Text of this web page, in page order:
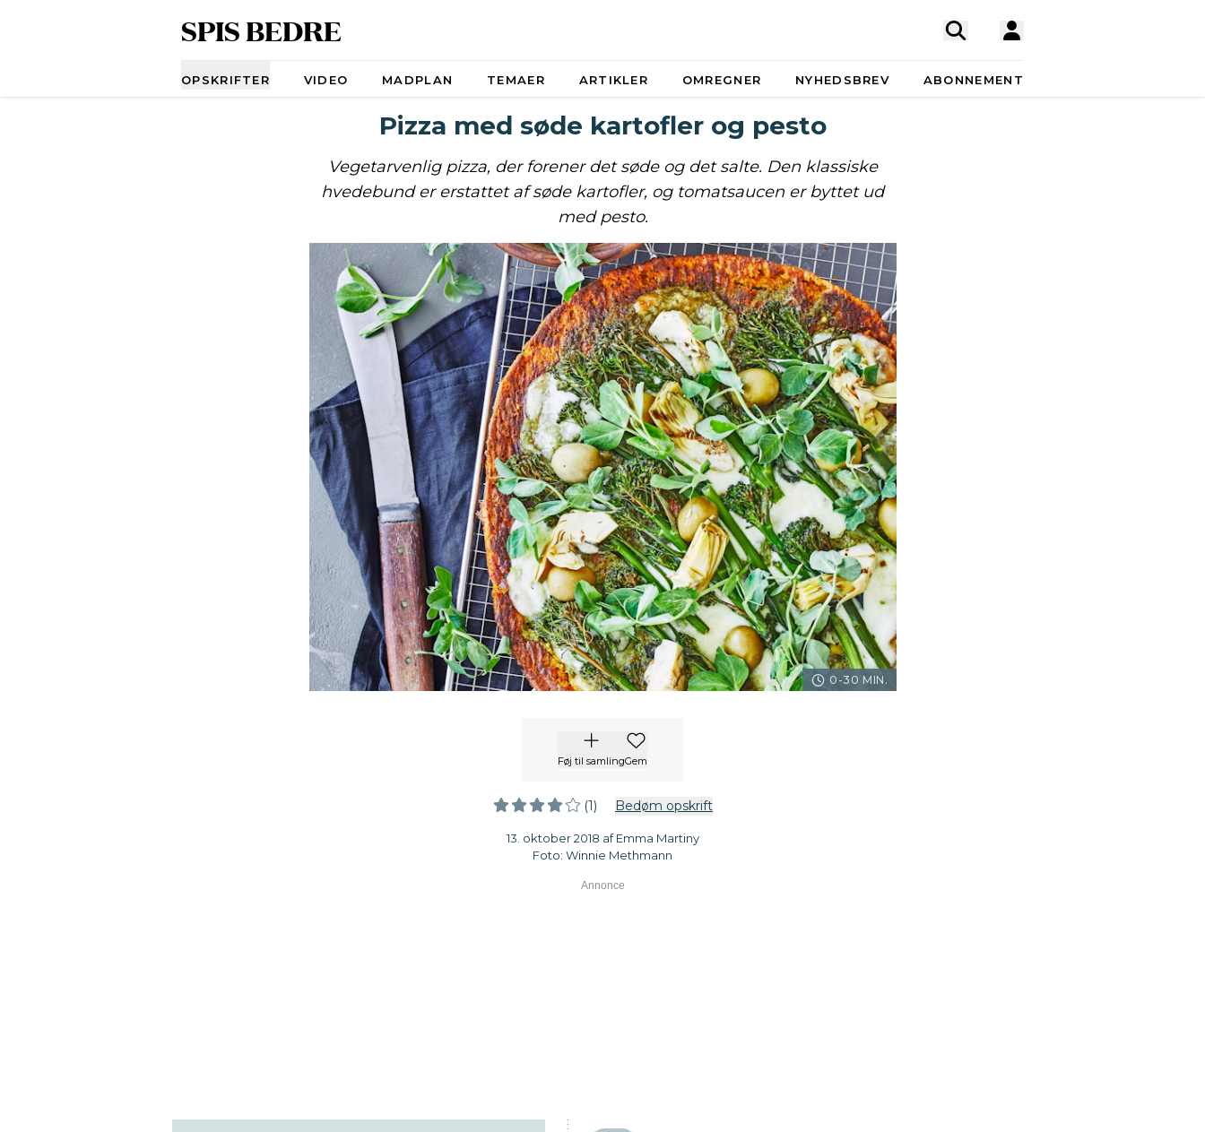
SPIS BEDRE
OPSKRIFTER VIDEO MADPLAN TEMAER ARTIKLER OMREGNER NYHEDSBREV ABONNEMENT
Pizza med søde kartofler og pesto
Vegetarvenlig pizza, der forener det søde og det salte. Den klassiske
hvedebund er erstattet af søde kartofler, og tomatsaucen er byttet ud
med pesto.
0-30 MIN.
Føj til samlingGem
(1) Bedøm opskrift
13. oktober 2018 af Emma Martiny
Foto: Winnie Methmann